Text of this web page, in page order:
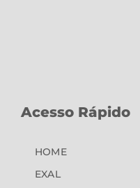
Acesso Rápido
HOME
EXAL